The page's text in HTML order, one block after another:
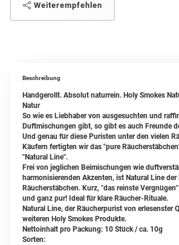
Weiterempfehlen
Beschreibung
Handgerollt. Absolut naturrein. Holy Smokes
Natur
So wie es Liebhaber von ausgesuchten und
Duftmischungen gibt, so gibt es auch Freunde
Und genau für diese Puristen unter den vielen
Käufern fertigten wir das "pure
"Natural Line".
Frei von jeglichen Beimischungen wie
harmonisierenden Akzenten, ist Natural Line
Räucherstäbchen. Kurz, "das reinste
und ganz pur! Ideal für klare Räucher-Rituale.
Natural Line, der Räucherpurist von erlesenster
weiteren Holy Smokes Produkte.
Nettoinhalt pro Packung: 10 Stück / ca. 10g
Sorten: